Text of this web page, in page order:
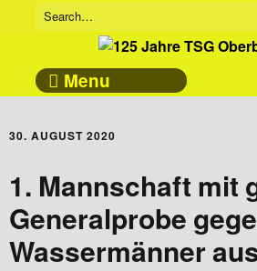
Menu
30. AUGUST 2020
1. Mannschaft mit
Generalprobe
Wassermänner